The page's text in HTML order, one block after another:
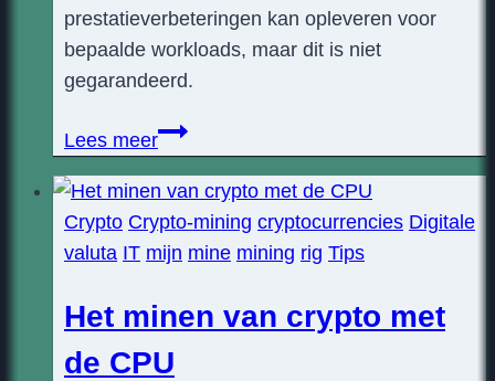
prestatieverbeteringen kan opleveren voor
bepaalde workloads, maar dit is niet
gegarandeerd.
Lees meerHuge
pages
in
windows
Crypto Crypto-mining cryptocurrencies Digitale
valuta IT mijn mine mining rig Tips
Het minen van crypto met
de CPU